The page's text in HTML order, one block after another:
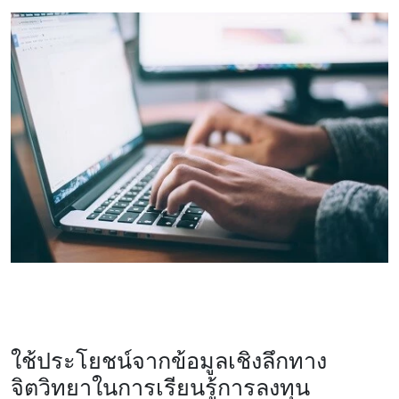
ใช้ประโยชน์จากข้อมูลเชิงลึกทาง
จิตวิทยาในการเรียนรู้การลงทุน